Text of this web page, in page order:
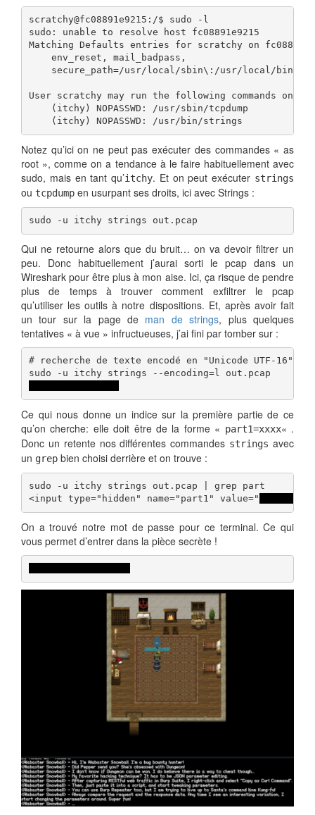
scratchy@fc08891e9215:/$ sudo -l
sudo: unable to resolve host fc08891e9215
Matching Defaults entries for scratchy on
env_reset, mail_badpass,
secure_path=/usr/local/sbin\:/usr/local/
User scratchy may run the following commands on
(itchy) NOPASSWD: /usr/sbin/tcpdump
(itchy) NOPASSWD: /usr/bin/strings
Notez qu’ici on ne peut pas exécuter des commandes « as
root », comme on a tendance à le faire habituellement avec
sudo, mais en tant qu’itchy. Et on peut exécuter strings
ou tcpdump en usurpant ses droits, ici avec Strings :
sudo -u itchy strings out.pcap
Qui ne retourne alors que du bruit… on va devoir filtrer un
peu. Donc habituellement j’aurai sorti le pcap dans un
Wireshark pour être plus à mon aise. Ici, ça risque de pendre
plus de temps à trouver comment exfiltrer le pcap
qu’utiliser les outils à notre dispositions. Et, après avoir fait
un tour sur la page de man de strings, plus quelques
tentatives « à vue » infructueuses, j’ai fini par tomber sur :
# recherche de texte encodé en "Unicode UTF-16"
Ce qui nous donne un indice sur la première partie de ce
qu’on cherche: elle doit être de la forme « part1=xxxx« .
Donc un retente nos différentes commandes strings avec
un grep bien choisi derrière et on trouve :
sudo -u itchy strings out.pcap | grep part
<input type="hidden" name="part1" value="
On a trouvé notre mot de passe pour ce terminal. Ce qui
vous permet d’entrer dans la pièce secrète !